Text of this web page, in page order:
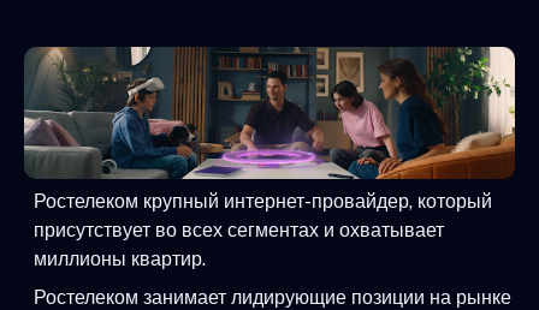
Ростелеком крупный интернет-провайдер, который
присутствует во всех сегментах и охватывает
миллионы квартир.
Ростелеком занимает лидирующие позиции на рынке